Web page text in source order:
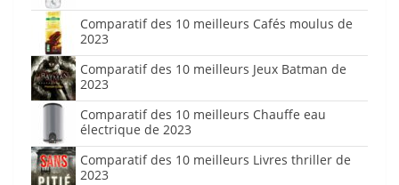
Comparatif des 10 meilleurs Cafés moulus de
2023
Comparatif des 10 meilleurs Jeux Batman de
2023
Comparatif des 10 meilleurs Chauffe eau
électrique de 2023
Comparatif des 10 meilleurs Livres thriller de
2023